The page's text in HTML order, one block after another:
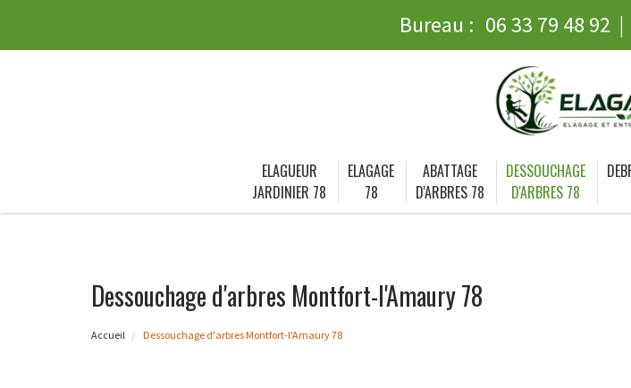
Bureau : 06 33 79 48 92
ELAGUEUR
JARDINIER 78
ELAGAGE
78
ABATTAGE
D'ARBRES 78
DESSOUCHAGE
D'ARBRES 78
Dessouchage d'arbres Montfort-l'Amaury 78
Accueil Dessouchage d'arbres Montfort-l'Amaury 78